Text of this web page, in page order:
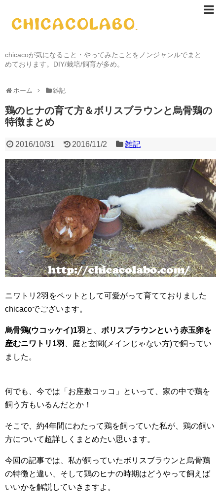
chicacoが気になること・やってみたことをノンジャンルでまと
めております。DIY/栽培/飼育が多め。
ホーム 雑記
鶏のヒナの育て方＆ボリスブラウンと烏骨鶏の
特徴まとめ
2016/10/31 2016/11/2 雑記
ニワトリ2羽をペットとして可愛がって育てておりました
chicacoでございます。
烏骨鶏(ウコッケイ)1羽 と、 ボリスブラウンという赤玉卵を
産むニワトリ1羽
、庭と玄関(メインじゃない方)で飼ってい
ました。
何でも、今では「お座敷コッコ」といって、家の中で鶏を
飼う方もいるんだとか！
そこで、約4年間にわたって鶏を飼っていた私が、鶏の飼い
方について超詳しくまとめたい思います。
今回の記事では、私が飼っていたボリスブラウンと烏骨鶏
の特徴と違い、そして鶏のヒナの時期はどうやって飼えば
いいかを解説していきますよ。